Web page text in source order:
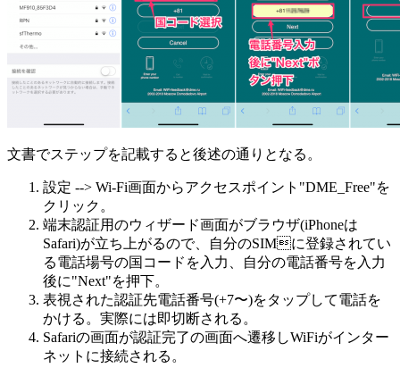
文書でステップを記載すると後述の通りとなる。
設定 --> Wi-Fi画面からアクセスポイント"DME_Free"を
クリック。
端末認証用のウィザード画面がブラウザ(iPhoneは
Safari)が立ち上がるので、自分のSIMに登録されてい
る電話場号の国コードを入力、自分の電話番号を入力
後に"Next"を押下。
表視された認証先電話番号(+7〜)をタップして電話を
かける。実際には即切断される。
Safariの画面が認証完了の画面へ遷移しWiFiがインター
ネットに接続される。